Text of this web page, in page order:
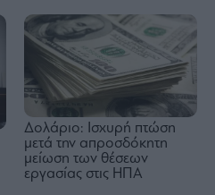
Δολάριο: Ισχυρή πτώση
μετά την απροσδόκητη
μείωση των θέσεων
εργασίας στις ΗΠΑ